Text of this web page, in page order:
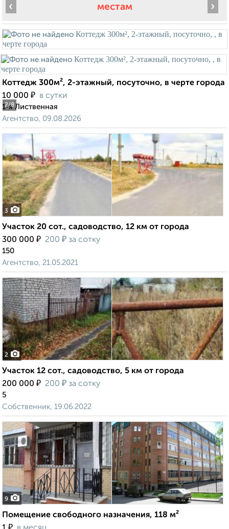
местам
2/8
‹ ›
Коттедж 300м², 2-этажный, посуточно, в черте города
10 000 ₽ в сутки
1-я Лиственная
Агентство, 09.08.2026
3
Участок 20 сот., садоводство, 12 км от города
300 000 ₽ 200 ₽ за сотку
150
Агентство, 21.05.2021
2
Участок 12 сот., садоводство, 5 км от города
200 000 ₽ 200 ₽ за сотку
5
Собственник, 19.06.2022
9
Помещение свободного назначения, 118 м²